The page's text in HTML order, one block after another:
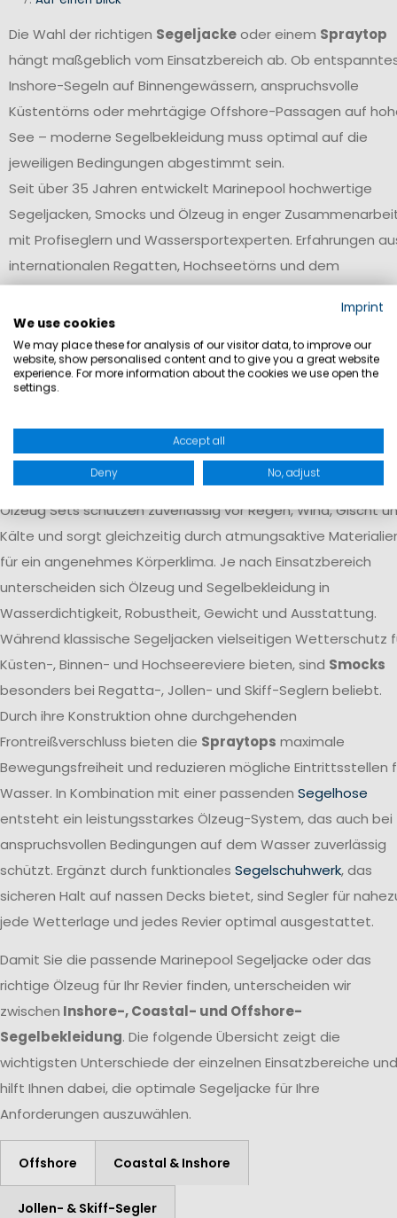
Die Wahl der richtigen Segeljackeoder einem Spraytop
hängt maßgeblich vom Einsatzbereich ab. Ob
Inshore-Segeln auf Binnengewässern, anspruchsvolle
Küstentörns oder mehrtägige Offshore-Passagen auf
See – moderne Segelbekleidung muss optimal auf die
jeweiligen Bedingungen abgestimmt sein.
Seit über 35 Jahren entwickelt Marinepool hochwertige
Segeljacken, Smocks und Ölzeug in enger
mit Profiseglern und Wassersportexperten. Erfahrungen
internationalen Regatten, Hochseetörns und dem
professionellen Segelsport fließen kontinuierlich in die
Produktentwicklung ein. So entstehen funktionale
Segelbekleidung und durchdachte Details, die speziell auf
die Anforderungen verschiedener Reviere und
Wetterbedingungen abgestimmt sind.
Der BegriffÖlzeugbezeichnet die wasserdichte
Schutzbekleidung von Seglern und umfasst Segeljacken,
Segelhosensowie komplette Segelbekleidungs Sets.
Ölzeug Sets schützen zuverlässig vor Regen, Wind, Gischt
Kälte und sorgt gleichzeitig durch atmungsaktive
für ein angenehmes Körperklima. Je nach Einsatzbereich
unterscheiden sich Ölzeug und Segelbekleidung in
Wasserdichtigkeit, Robustheit, Gewicht und Ausstattung.
Während klassische Segeljacken vielseitigen Wetterschutz
Küsten-, Binnen- und Hochseereviere bieten, sind Smocks
besonders bei Regatta-, Jollen- und Skiff-Seglern beliebt.
Durch ihre Konstruktion ohne durchgehenden
Frontreißverschluss bieten die Spraytops maximale
Bewegungsfreiheit und reduzieren mögliche Eintrittsstellen
Wasser. In Kombination mit einer passenden Segelhose
entsteht ein leistungsstarkes Ölzeug-System, das auch bei
anspruchsvollen Bedingungen auf dem Wasser zuverlässig
schützt. Ergänzt durch funktionales Segelschuhwerk, das
sicheren Halt auf nassen Decks bietet, sind Segler für
jede Wetterlage und jedes Revier optimal ausgestattet.
Damit Sie die passende Marinepool Segeljacke oder das
richtige Ölzeug für Ihr Revier finden, unterscheiden wir
zwischen Inshore-, Coastal- und Offshore-
Segelbekleidung. Die folgende Übersicht zeigt die
wichtigsten Unterschiede der einzelnen Einsatzbereiche und
hilft Ihnen dabei, die optimale Segeljacke für Ihre
Anforderungen auszuwählen.
Offshore Coastal & Inshore
Jollen- & Skiff-Segler
Imprint
We use cookies
We may place these for analysis of our visitor data, to improve our
website, show personalised content and to give you a great website
experience. For more information about the cookies we use open the
settings.
Accept all
Deny No, adjust